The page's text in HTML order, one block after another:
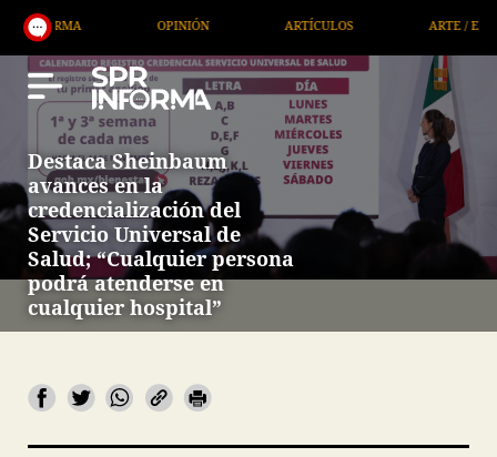
OPINIÓN ARTÍCULOS ARTE /
Destaca Sheinbaum
avances en la
credencialización del
Servicio Universal de
Salud; “Cualquier persona
podrá atenderse en
cualquier hospital”